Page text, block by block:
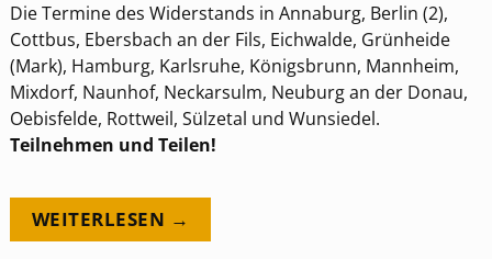
Die Termine des Widerstands in Annaburg, Berlin (2),
Cottbus, Ebersbach an der Fils, Eichwalde, Grünheide
(Mark), Hamburg, Karlsruhe, Königsbrunn, Mannheim,
Mixdorf, Naunhof, Neckarsulm, Neuburg an der Donau,
Oebisfelde, Rottweil, Sülzetal und Wunsiedel.
Teilnehmen und Teilen!
WEITERLESEN →